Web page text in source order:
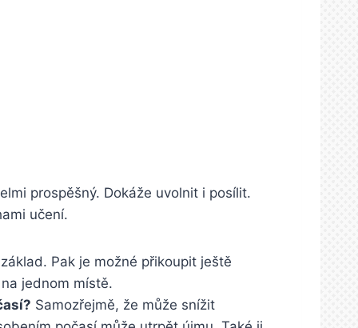
prospěšný. Dokáže uvolnit i posílit.
učení.
Pak je možné přikoupit ještě
jednom místě.
Samozřejmě, že může snížit